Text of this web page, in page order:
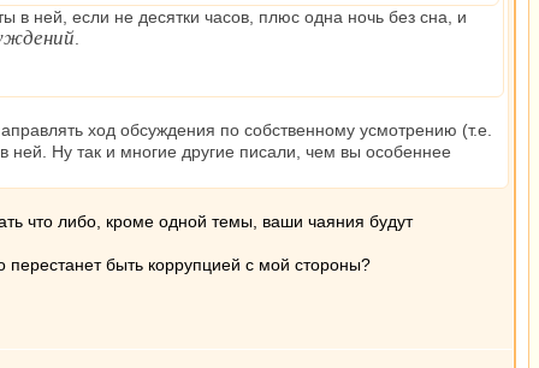
в ней, если не десятки часов, плюс одна ночь без сна, и
ход обсуждения по собственному усмотрению (т.е.
ней. Ну так и многие другие писали, чем вы особеннее
что либо, кроме одной темы, ваши чаяния будут
быть коррупцией с мой стороны?